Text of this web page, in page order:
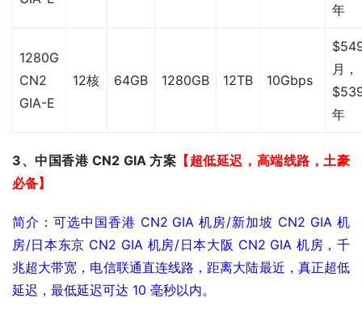
年
1280G
CN2
GIA-E
12核 64GB 1280GB 12TB 10Gbps
月，
年
3、中国香港 CN2 GIA 方案 【超低延迟，高端线路，土豪
必备】
简介：可选中国香港 CN2 GIA 机房/新加坡 CN2 GIA 机
房/日本东京 CN2 GIA 机房/日本大阪 CN2 GIA 机房，千
兆超大带宽，电信联通直连线路，距离大陆最近，真正超低
延迟，最低延迟可达 10 毫秒以内。